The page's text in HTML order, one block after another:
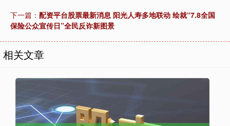
下一篇： 配资平台股票最新消息 阳光人寿多地联动 绘就“7.8全国
保险公众宣传日”全民反诈新图景
相关文章